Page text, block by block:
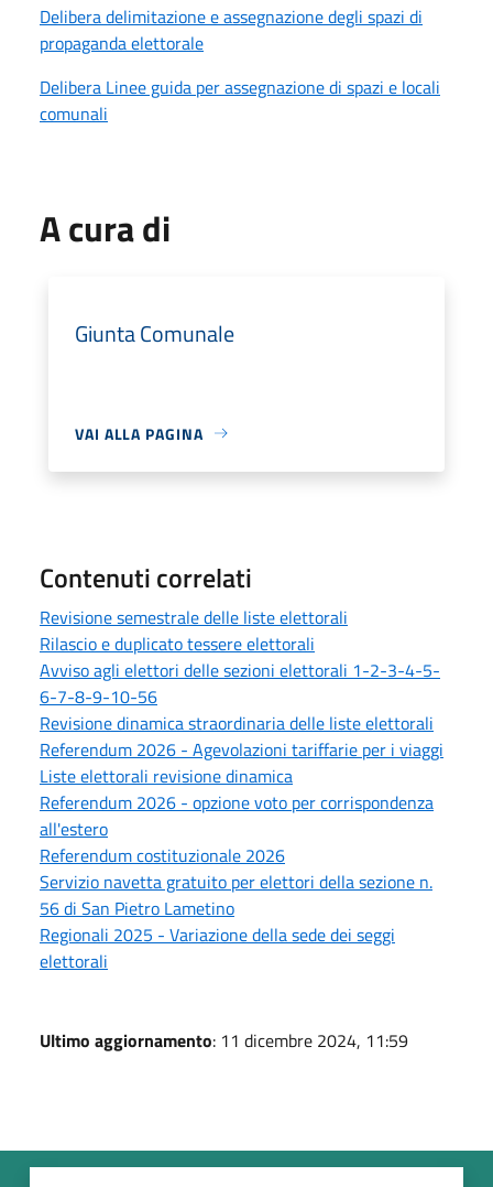
Delibera delimitazione e assegnazione degli spazi di
propaganda elettorale
Delibera Linee guida per assegnazione di spazi e locali
comunali
A cura di
Giunta Comunale
VAI ALLA PAGINA
Contenuti correlati
Revisione semestrale delle liste elettorali
Rilascio e duplicato tessere elettorali
Avviso agli elettori delle sezioni elettorali 1-2-3-4-5-
6-7-8-9-10-56
Revisione dinamica straordinaria delle liste elettorali
Referendum 2026 - Agevolazioni tariffarie per i viaggi
Liste elettorali revisione dinamica
Referendum 2026 - opzione voto per corrispondenza
all'estero
Referendum costituzionale 2026
Servizio navetta gratuito per elettori della sezione n.
56 di San Pietro Lametino
Regionali 2025 - Variazione della sede dei seggi
elettorali
Ultimo aggiornamento: 11 dicembre 2024, 11:59